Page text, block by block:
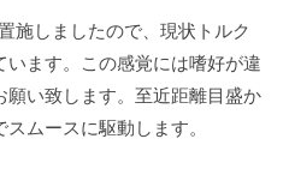
施しましたので、現状トルク
ます。この感覚には嗜好が違
願い致します。至近距離目盛か
ムースに駆動します。